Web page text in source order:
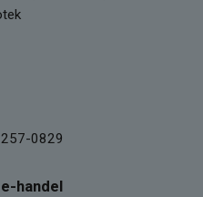
0829
handel